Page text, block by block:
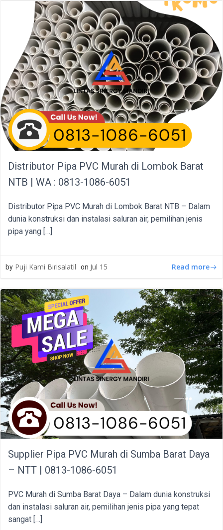
Distributor Pipa PVC Murah di Lombok Barat
NTB | WA : 0813-1086-6051
Distributor Pipa PVC Murah di Lombok Barat NTB – Dalam
dunia konstruksi dan instalasi saluran air, pemilihan jenis
pipa yang […]
by Puji Kami Birisalatil on Jul 15 Read more
Supplier Pipa PVC Murah di Sumba Barat Daya
– NTT | 0813-1086-6051
PVC Murah di Sumba Barat Daya – Dalam dunia konstruksi
dan instalasi saluran air, pemilihan jenis pipa yang tepat
sangat […]